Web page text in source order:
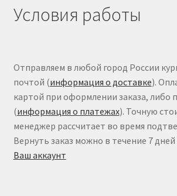
Условия работы
Отправляем в любой город России
почтой (информация о доставке).
картой при оформлении заказа, либо
(информация о платежах). Точную
менеджер рассчитает во время
Вернуть заказ можно в течение 7 дней
Ваш аккаунт